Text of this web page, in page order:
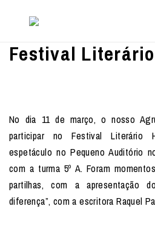
Festival
No dia 11 de março, o nosso
participar no Festival Literário
espetáculo no Pequeno Auditório
com a turma 5º A. Foram
partilhas, com a apresentação
diferença”, com a escritora Raquel